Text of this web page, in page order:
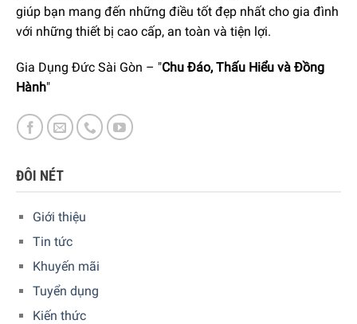
Phần chất liệu sắt tráng men của nồi Riess Aromapots
Dark Aubergine được làm từ sắt nung chảy với thủy tinh ở
nhiệt độ cao nên hoàn toàn tự nhiên. Bề mặt tráng men
nhẵn, đảm bảo vệ sinh hoàn hảo vì không có mùi vị, ngăn
giúp bạn mang đến những điều tốt đẹp nhất cho gia đình
với những thiết bị cao cấp, an toàn và tiện lợi.
Gia Dụng Đức Sài Gòn – "Chu Đáo, Thấu Hiểu và Đồng
Hành"
ĐÔI NÉT
Giới thiệu
Tin tức
Khuyến mãi
Tuyển dụng
Kiến thức